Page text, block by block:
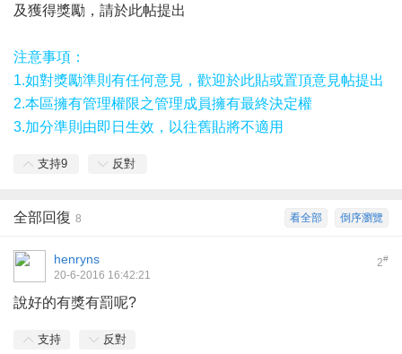
及獲得獎勵，請於此帖提出
注意事項：
1.如對獎勵準則有任何意見，歡迎於此貼或置頂意見帖提出
2.本區擁有管理權限之管理成員擁有最終決定權
3.加分準則由即日生效，以往舊貼將不適用
支持9 反對
倒序瀏覽
看全部
全部回復 8
2#
henryns
20-6-2016 16:42:21
說好的有獎有罰呢?
支持 反對